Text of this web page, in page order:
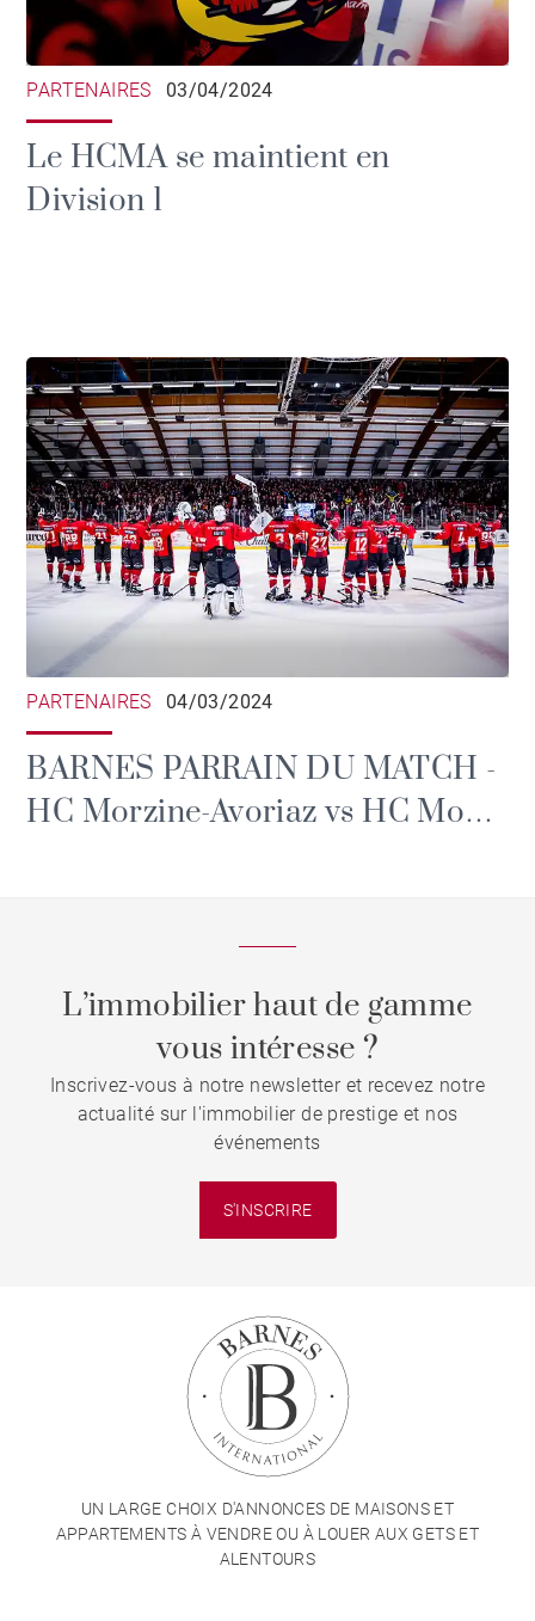
PARTENAIRES 03/04/2024
Le HCMA se maintient en
Division 1
PARTENAIRES 04/03/2024
BARNES PARRAIN DU MATCH -
HC Morzine-Avoriaz vs HC Mont-
L’immobilier haut de gamme
vous intéresse ?
Inscrivez-vous à notre newsletter et recevez notre
actualité sur l'immobilier de prestige et nos
événements
S'INSCRIRE
UN LARGE CHOIX D'ANNONCES DE MAISONS ET
APPARTEMENTS À VENDRE OU À LOUER AUX GETS ET
ALENTOURS